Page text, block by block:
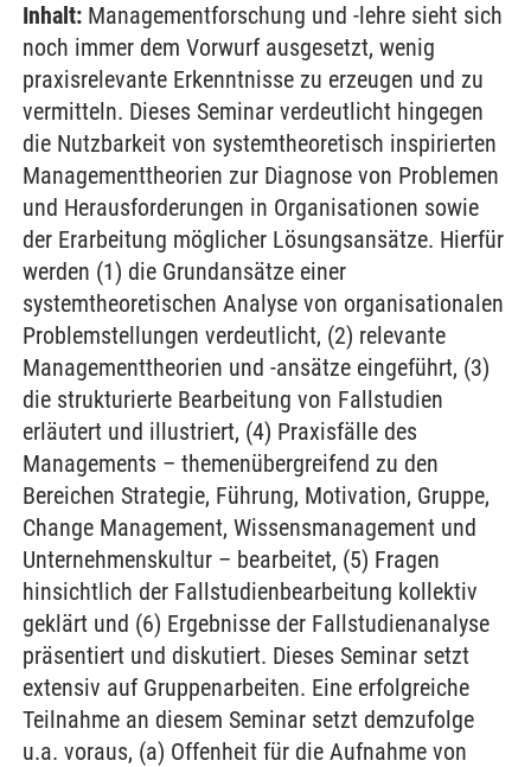
Inhalt: Managementforschung und -lehre sieht sich
noch immer dem Vorwurf ausgesetzt, wenig
praxisrelevante Erkenntnisse zu erzeugen und zu
vermitteln. Dieses Seminar verdeutlicht hingegen
die Nutzbarkeit von systemtheoretisch inspirierten
Managementtheorien zur Diagnose von Problemen
und Herausforderungen in Organisationen sowie
der Erarbeitung möglicher Lösungsansätze. Hierfür
werden (1) die Grundansätze einer
systemtheoretischen Analyse von organisationalen
Problemstellungen verdeutlicht, (2) relevante
Managementtheorien und -ansätze eingeführt, (3)
die strukturierte Bearbeitung von Fallstudien
erläutert und illustriert, (4) Praxisfälle des
Managements – themenübergreifend zu den
Bereichen Strategie, Führung, Motivation, Gruppe,
Change Management, Wissensmanagement und
Unternehmenskultur – bearbeitet, (5) Fragen
hinsichtlich der Fallstudienbearbeitung kollektiv
geklärt und (6) Ergebnisse der Fallstudienanalyse
präsentiert und diskutiert. Dieses Seminar setzt
extensiv auf Gruppenarbeiten. Eine erfolgreiche
Teilnahme an diesem Seminar setzt demzufolge
u.a. voraus, (a) Offenheit für die Aufnahme von